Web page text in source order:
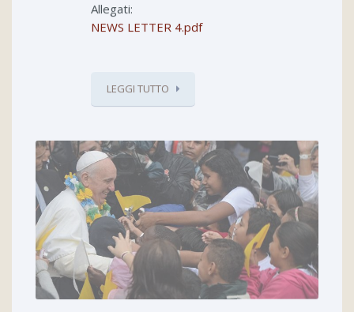
Allegati:
NEWS LETTER 4.pdf
LEGGI TUTTO